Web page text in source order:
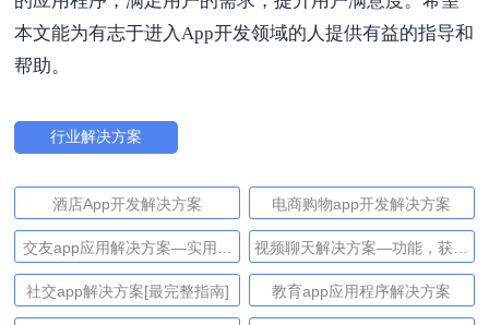
本文能为有志于进入App开发领域的人提供有益的指导和
帮助。
行业解决方案
酒店App开发解决方案 电商购物app开发解决方案
交友app应用解决方案—实用技
巧和先进的获利方法
视频聊天解决方案—功能，获利
和技术
社交app解决方案[最完整指南] 教育app应用程序解决方案